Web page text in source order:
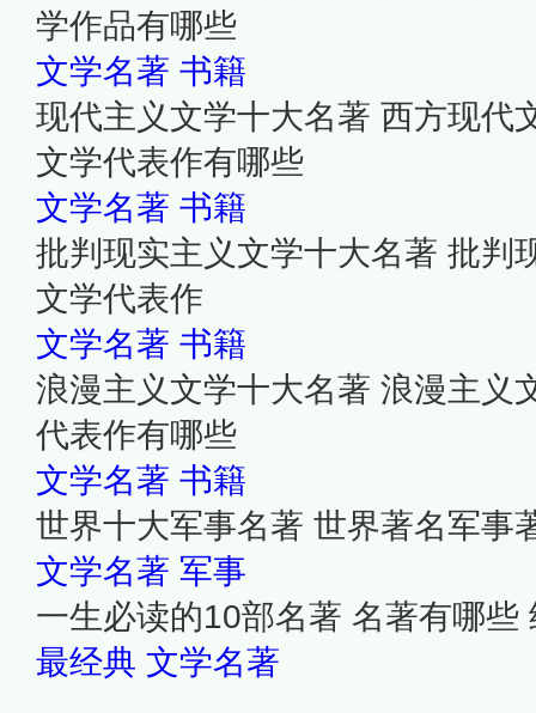
学作品有哪些
文学名著 书籍
现代主义文学十大名著 西方现代
文学代表作有哪些
文学名著 书籍
批判现实主义文学十大名著 批判
文学代表作
文学名著 书籍
浪漫主义文学十大名著 浪漫主义
代表作有哪些
文学名著 书籍
世界十大军事名著 世界著名军事
文学名著 军事
一生必读的10部名著 名著有哪些
最经典 文学名著